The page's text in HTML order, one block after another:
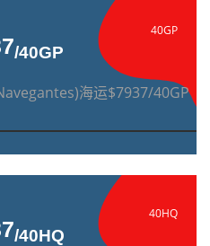
40GP
/40GP
海运$7937/40GP
40HQ
/40HQ